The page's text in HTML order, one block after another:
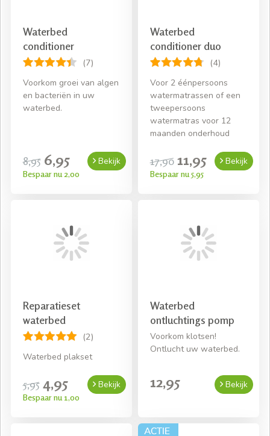
in huis heeft, kunt u deze via onze website bestellen. Wij
zorgen er dan voor dat u het pakketje binnen twee
werkdagen in huis heeft.
Mocht u er toch niet helemaal uitkomen met het plakken
van het lek in uw waterbed, dan kunt u altijdcontactmet
ons opnemen. Wij helpen u graag met het beantwoorden
van vragen en het oplossen van uw problemen.
Waterbed
conditioner
(7)
Voorkom groei van algen
en bacteriën in uw
waterbed.
8,95 6,95
Bespaar nu 2,00
Bekijk
Waterbed
conditioner duo
(4)
Voor 2 éénpersoons
watermatrassen of een
tweepersoons
watermatras voor 12
maanden onderhoud
17,90 11,95
Bespaar nu 5,95
Bekijk
Reparatieset
waterbed
(2)
Waterbed plakset
5,95 4,95
Bespaar nu 1,00
Bekijk
Waterbed
ontluchtings pomp
Voorkom klotsen!
Ontlucht uw waterbed.
12,95 Bekijk